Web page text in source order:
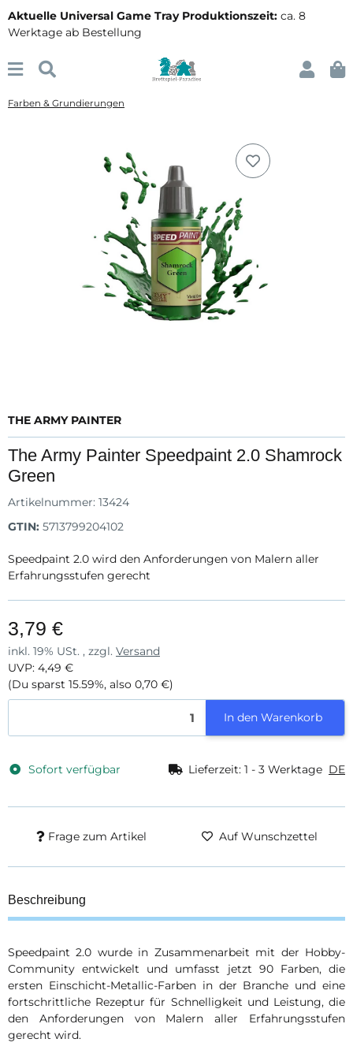
Aktuelle Universal Game Tray Produktionszeit: ca. 8
Werktage ab Bestellung
Farben & Grundierungen
THE ARMY PAINTER
The Army Painter Speedpaint 2.0 Shamrock
Green
Artikelnummer: 13424
GTIN: 5713799204102
Speedpaint 2.0 wird den Anforderungen von Malern aller
Erfahrungsstufen gerecht
3,79 €
inkl. 19% USt. , zzgl. Versand
UVP: 4,49 €
(Du sparst 15.59%, also 0,70 €)
In den Warenkorb
Sofort verfügbar Lieferzeit: 1 - 3 Werktage DE
Frage zum Artikel Auf Wunschzettel
Beschreibung
Speedpaint 2.0 wurde in Zusammenarbeit mit der Hobby-
Community entwickelt und umfasst jetzt 90 Farben, die
ersten Einschicht-Metallic-Farben in der Branche und eine
fortschrittliche Rezeptur für Schnelligkeit und Leistung, die
den Anforderungen von Malern aller Erfahrungsstufen
gerecht wird.